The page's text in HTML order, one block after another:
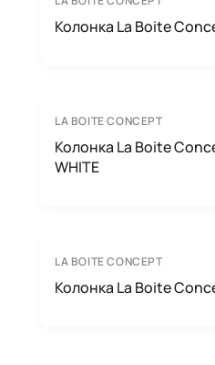
Колонка La Boite
LA BOITE CONCEPT
Колонка La Boite
WHITE
LA BOITE CONCEPT
Колонка La Boite